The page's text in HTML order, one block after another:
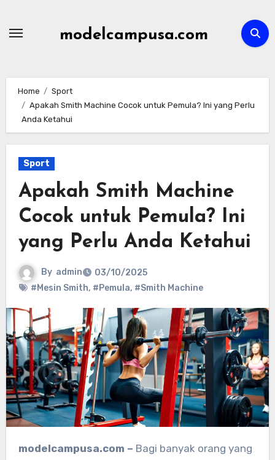
modelcampusa.com
Home
Sport
Apakah Smith Machine Cocok untuk Pemula? Ini yang Perlu
Anda Ketahui
Sport
Apakah Smith Machine
Cocok untuk Pemula? Ini
yang Perlu Anda Ketahui
By admin
03/10/2025
#Mesin Smith, #Pemula, #Smith Machine
modelcampusa.com – Bagi banyak orang yang